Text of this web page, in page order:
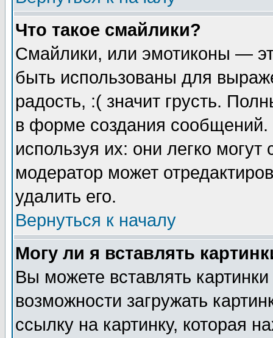
Что такое смайлики?
Смайлики, или эмотиконы —
быть использованы для
радость, :( значит грусть.
в форме создания сообщений.
используя их: они легко
модератор может
удалить его.
Вернуться к началу
Могу ли я вставлять
Вы можете вставлять
возможности загружать
ссылку на картинку, которая